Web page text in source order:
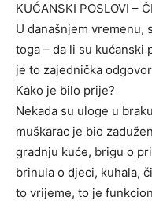
KUĆANSKI POSLOVI –
U današnjem vremenu,
toga – da li su kućanski
je to zajednička
Kako je bilo prije?
Nekada su uloge u
muškarac je bio
gradnju kuće, brigu o
brinula o djeci, kuhala,
to vrijeme, to je